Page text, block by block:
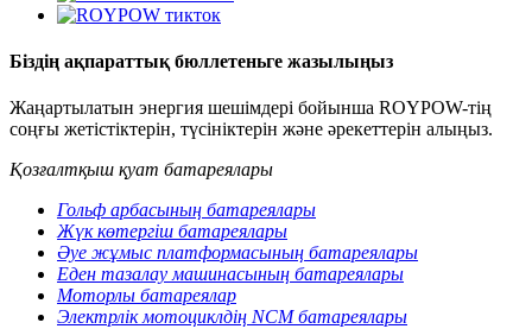
Біздің ақпараттық бюллетеньге жазылыңыз
Жаңартылатын энергия шешімдері бойынша ROYPOW-тің
соңғы жетістіктерін, түсініктерін және әрекеттерін алыңыз.
Қозғалтқыш қуат батареялары
Гольф арбасының батареялары
Жүк көтергіш батареялары
Әуе жұмыс платформасының батареялары
Еден тазалау машинасының батареялары
Моторлы батареялар
Электрлік мотоциклдің NCM батареялары